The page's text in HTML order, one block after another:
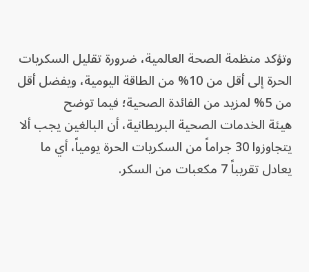
وتؤكد منظمة الصحة العالمية، ضرورة تقليل السكريات
الحرة إلى أقل من 10% من الطاقة اليومية، ويفضل أقل
من 5% لمزيد من الفائدة الصحية؛ فيما توضح
هيئة الخدمات الصحية البريطانية، أن البالغين يجب ألا
يتجاوزوا 30 جراماً من السكريات الحرة يومياً، أي ما
يعادل تقريباً 7 مكعبات من السكر.